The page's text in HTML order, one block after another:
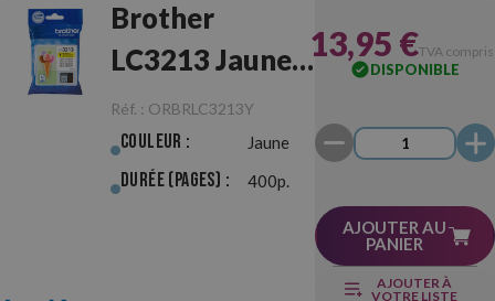
Brother
LC3213 Jaune
Originale
Réf. : ORBRLC3213Y
Couleur : Jaune
Durée (pages) : 400p.
13,95 €TVA
DISPONIBLE
AJOUTER AU
PANIER
AJOUTER À
VOTRE LISTE